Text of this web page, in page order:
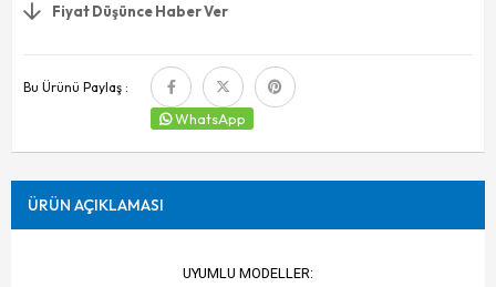
Fiyat Düşünce Haber Ver
Bu Ürünü Paylaş :
WhatsApp
ÜRÜN AÇIKLAMASI
UYUMLU MODELLER: